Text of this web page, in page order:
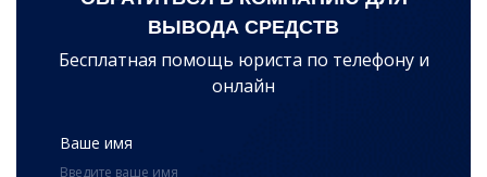
ВЫВОДА СРЕДСТВ
Бесплатная помощь юриста по телефону и
онлайн
Ваше имя